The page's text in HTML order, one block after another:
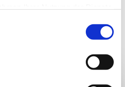
DIE MICH TRÄUMEN LASSEN